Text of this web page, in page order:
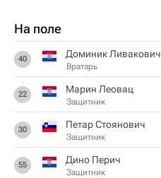
На поле
40 Доминик Ливакович
Вратарь
22 Марин Леовац
Защитник
30 Петар Стоянович
Защитник
55 Дино Перич
Защитник